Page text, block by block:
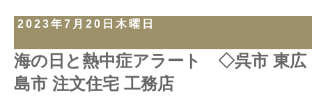
2023年7月20日木曜日
海の日と熱中症アラート ◇呉市 東広
島市 注文住宅 工務店